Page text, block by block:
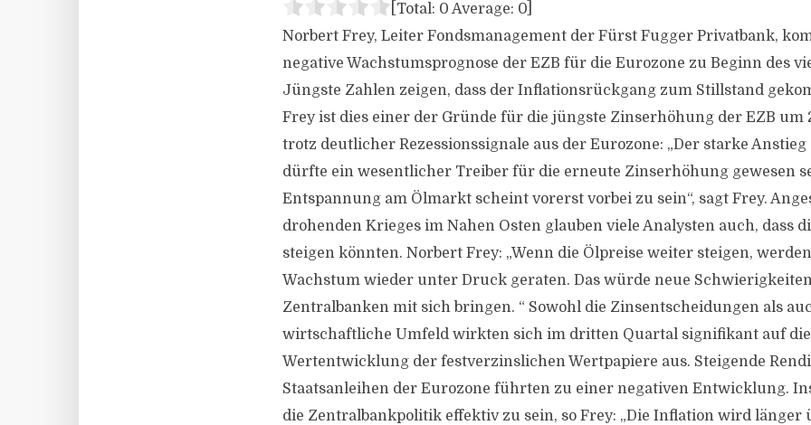
[Total: 0 Average: 0
Norbert Frey, Leiter Fondsmanagement der Fürst Fugger Privatbank,
negative Wachstumsprognose der EZB für die Eurozone zu Beginn des
Jüngste Zahlen zeigen, dass der Inflationsrückgang zum Stillstand
Frey ist dies einer der Gründe für die jüngste Zinserhöhung der EZB um
trotz deutlicher Rezessionssignale aus der Eurozone: „Der starke
dürfte ein wesentlicher Treiber für die erneute Zinserhöhung gewesen
Entspannung am Ölmarkt scheint vorerst vorbei zu sein“, sagt Frey.
drohenden Krieges im Nahen Osten glauben viele Analysten auch, dass
steigen könnten. Norbert Frey: „Wenn die Ölpreise weiter steigen,
Wachstum wieder unter Druck geraten. Das würde neue
Zentralbanken mit sich bringen. “ Sowohl die Zinsentscheidungen als
wirtschaftliche Umfeld wirkten sich im dritten Quartal signifikant auf die
Wertentwicklung der festverzinslichen Wertpapiere aus. Steigende
Staatsanleihen der Eurozone führten zu einer negativen Entwicklung.
die Zentralbankpolitik effektiv zu sein, so Frey: „Die Inflation wird länger